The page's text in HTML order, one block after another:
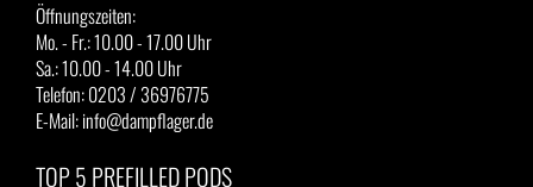
Öffnungszeiten:
Mo. - Fr.: 10.00 - 17.00 Uhr
Sa.: 10.00 - 14.00 Uhr
Telefon: 0203 / 36976775
E-Mail: info@dampflager.de
TOP 5 PREFILLED PODS